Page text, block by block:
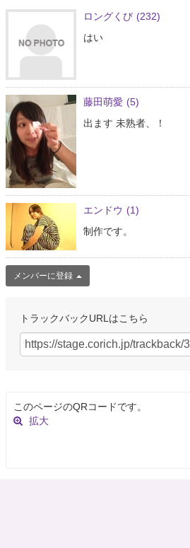
ロングくび (232)
はい
藤田萌愛 (5)
出ます 未熟者、！
エンドウ (1)
制作です。
メンバーに登録
トラックバックURLはこちら
このページのQRコードです。
拡大